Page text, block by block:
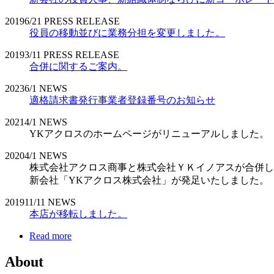
20196/21 PRESS RELEASE
役員の移動並びに業務分担を変更しました。
20193/11 PRESS RELEASE
合併に関するご案内。
20236/1 NEWS
適格請求書発行事業者登録番号のお知らせ
20214/1 NEWS
YKアクロスのホームページがリニューアルしました。
20204/1 NEWS
株式会社アクロス商事と株式会社ＹＫイノアスが合併
新会社「YKアクロス株式会社」が発足いたしました。
201911/11 NEWS
本店が移転しました。
Read more
About